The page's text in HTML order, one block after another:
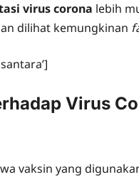
virus corona lebih
dilihat kemungkinan
Virus
vaksin yang